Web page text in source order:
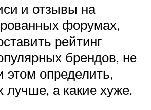
и отзывы на
форумах,
рейтинг
брендов, не
этом определить,
лучше, а какие хуже.